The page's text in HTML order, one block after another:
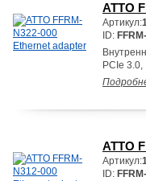
ATTO
Артикул:
ID:
PCIe
ATTO
Артикул:
ID: